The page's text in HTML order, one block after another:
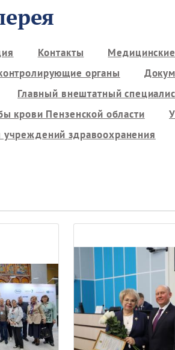
Контакты
органы
Главный внештатный
крови Пензенской области
здравоохранения